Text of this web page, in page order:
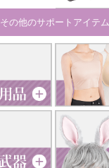
その他のサポートアイテム